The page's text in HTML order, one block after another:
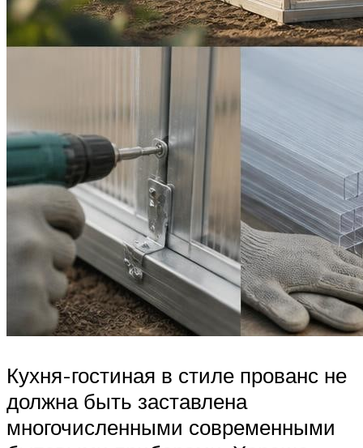
Кухня-гостиная в стиле прованс не
должна быть заставлена
многочисленными современными